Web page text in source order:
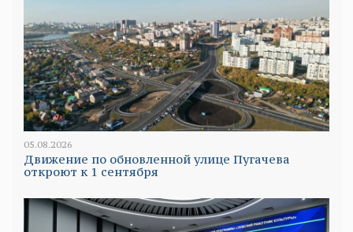
05.08.2026
Движение по обновленной улице Пугачева
откроют к 1 сентября